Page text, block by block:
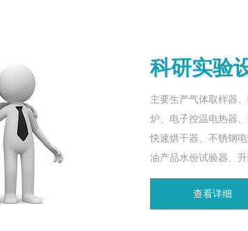
科研实验
主要生产气体取样器
炉、电子控温电热器
快速烘干器、不锈钢
油产品水份试验器、
查看详细